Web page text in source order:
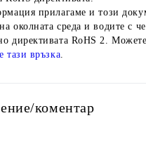
прилагаме и този
околната среда и водите с
директивата RoHS 2. Можете
тази връзка.
коментар